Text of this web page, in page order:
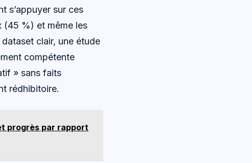
s’appuyer sur ces
(45 %) et même les
clair, une étude
compétente
» sans faits
rédhibitoire.
progrès par rapport